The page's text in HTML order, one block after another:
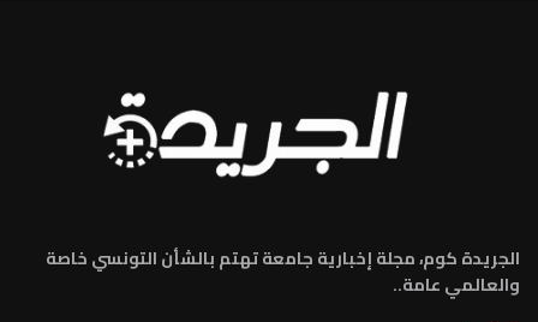
الجريدة كوم، مجلة إخبارية جامعة تهتم بالشأن التونسي خاصة
والعالمي عامة..